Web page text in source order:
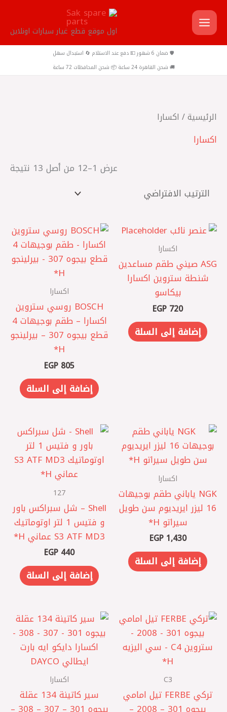
تخطي
إلى
المحتوى
اول موقع قطع غيار سيارات اونلاين
🛡️ ضمان 6 شهور 💵 دفع عند الاستلام 🔄 استبدال سهل
🚚 شحن القاهرة 24 ساعة 📦 شحن المحافظات 72 ساعة
الرئيسية/ اكسارا
اكسارا
عرض 1–12 من أصل 13 نتيجة
اكسارا
ASG صيني ‎طقم مساعدين
شنطة ستروين اكسارا
بيكاسو
EGP 720
إضافة إلى السلة
اكسارا
BOSCH روسي ستروين
اكسارا – ‎طقم بوجيهات 4
قطع بيجوه 307 – بيرلينجو
H*
EGP 805
إضافة إلى السلة
اكسارا
NGK ياباني طقم بوجيهات
16 ليزر ايريديوم سن طويل
سيراتو H*
EGP1,430
إضافة إلى السلة
127
Shell – شل سبراكس باور
و فتيس 1 لتر اوتوماتيك
S3 ATF MD3 عماني H*
EGP 440
إضافة إلى السلة
C3
تركي FERBE تيل امامي
اكسارا
سير كاتينة 134 عقلة